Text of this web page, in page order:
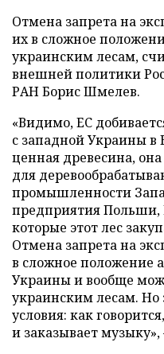
Отмена запрета на
их в сложное
украинским лесам,
внешней политики
РАН Борис Шмелев.
«Видимо, ЕС
с западной Украины в
ценная древесина,
для
промышленности
предприятия
которые этот лес
Отмена запрета на
в сложное положение
Украины и вообще
украинским лесам. Но
условия: как
и заказывает